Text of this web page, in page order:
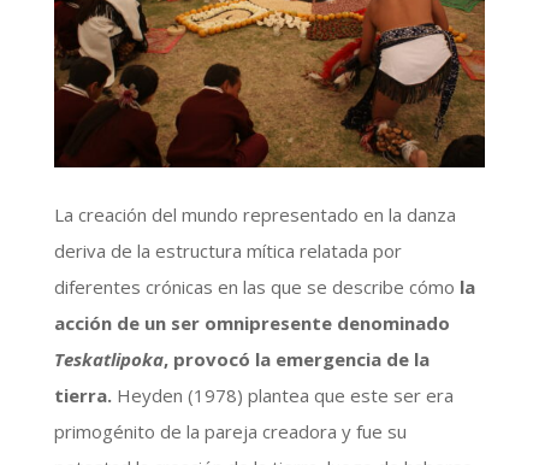
La creación del mundo representado en la danza
deriva de la estructura mítica relatada por
diferentes crónicas en las que se describe cómo la
acción de un ser omnipresente denominado
Teskatlipoka, provocó la emergencia de la
tierra.Heyden (1978) plantea que este ser era
primogénito de la pareja creadora y fue su